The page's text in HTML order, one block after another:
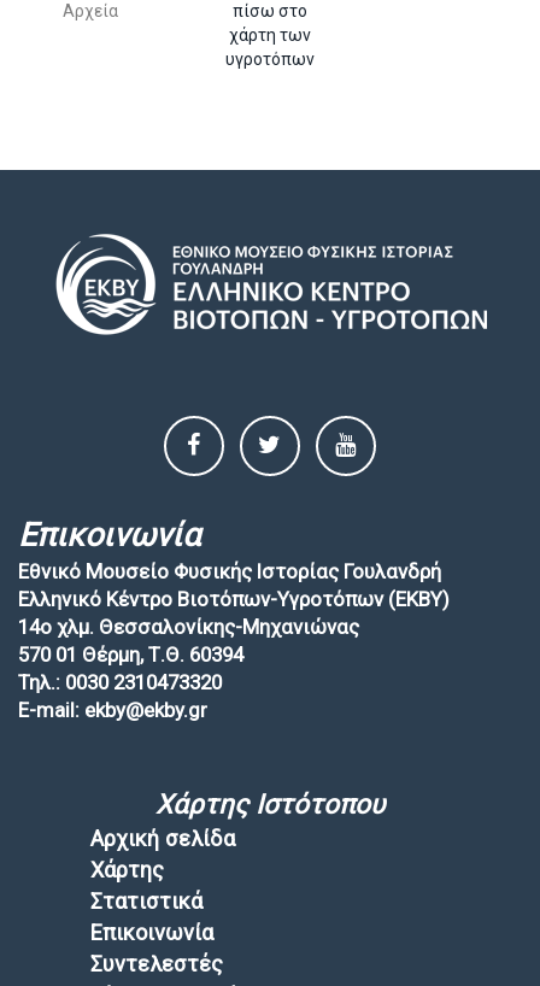
Αρχεία
πίσω στο
χάρτη των
υγροτόπων
Επικοινωνία
Εθνικό Μουσείο Φυσικής Ιστορίας Γουλανδρή
Ελληνικό Κέντρο Βιοτόπων-Υγροτόπων (EKBY)
14ο χλμ. Θεσσαλονίκης-Μηχανιώνας
570 01 Θέρμη, Τ.Θ. 60394
Τηλ.: 0030 2310473320
E-mail: ekby@ekby.gr
Χάρτης Ιστότοπου
Αρχική σελίδα
Χάρτης
Στατιστικά
Επικοινωνία
Συντελεστές